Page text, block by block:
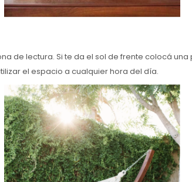
de lectura. Si te da el sol de frente colocá
el espacio a cualquier hora del día.